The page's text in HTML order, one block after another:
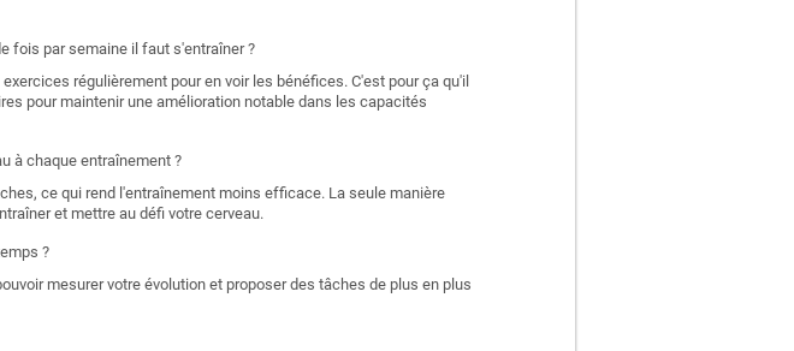
fois par semaine il faut s'entraîner ?
régulièrement pour en voir les bénéfices. C'est pour ça qu'il
pour maintenir une amélioration notable dans les capacités
à chaque entraînement ?
ce qui rend l'entraînement moins efficace. La seule manière
et mettre au défi votre cerveau.
?
mesurer votre évolution et proposer des tâches de plus en plus